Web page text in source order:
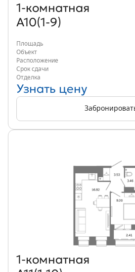
1‑комнатная
А10(1-9)
Площадь
Объект
Расположение
Срок сдачи
Отделка
Узнать цену
Объект
1‑комнатная